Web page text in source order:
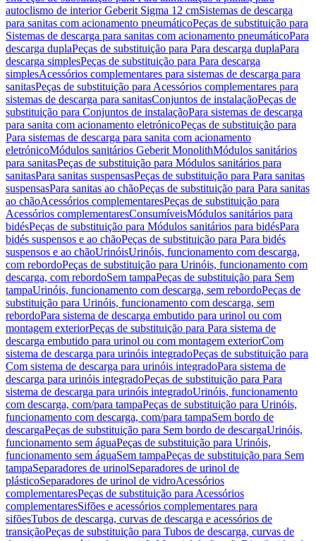
autoclismo de interior Geberit Sigma 12 cmSistemas de descarga
para sanitas com acionamento pneumáticoPeças de substituição para
Sistemas de descarga para sanitas com acionamento pneumáticoPara
descarga duplaPeças de substituição para Para descarga duplaPara
descarga simplesPeças de substituição para Para descarga
simplesAcessórios complementares para sistemas de descarga para
sanitasPeças de substituição para Acessórios complementares para
sistemas de descarga para sanitasConjuntos de instalaçãoPeças de
substituição para Conjuntos de instalaçãoPara sistemas de descarga
para sanita com acionamento eletrónicoPeças de substituição para
Para sistemas de descarga para sanita com acionamento
eletrónicoMódulos sanitários Geberit MonolithMódulos sanitários
para sanitasPeças de substituição para Módulos sanitários para
sanitasPara sanitas suspensasPeças de substituição para Para sanitas
suspensasPara sanitas ao chãoPeças de substituição para Para sanitas
ao chãoAcessórios complementaresPeças de substituição para
Acessórios complementaresConsumíveisMódulos sanitários para
bidésPeças de substituição para Módulos sanitários para bidésPara
bidés suspensos e ao chãoPeças de substituição para Para bidés
suspensos e ao chãoUrinóisUrinóis, funcionamento com descarga,
com rebordoPeças de substituição para Urinóis, funcionamento com
descarga, com rebordoSem tampaPeças de substituição para Sem
tampaUrinóis, funcionamento com descarga, sem rebordoPeças de
substituição para Urinóis, funcionamento com descarga, sem
rebordoPara sistema de descarga embutido para urinol ou com
montagem exteriorPeças de substituição para Para sistema de
descarga embutido para urinol ou com montagem exteriorCom
sistema de descarga para urinóis integradoPeças de substituição para
Com sistema de descarga para urinóis integradoPara sistema de
descarga para urinóis integradoPeças de substituição para Para
sistema de descarga para urinóis integradoUrinóis, funcionamento
com descarga, com/para tampaPeças de substituição para Urinóis,
funcionamento com descarga, com/para tampaSem bordo de
descargaPeças de substituição para Sem bordo de descargaUrinóis,
funcionamento sem águaPeças de substituição para Urinóis,
funcionamento sem águaSem tampaPeças de substituição para Sem
tampaSeparadores de urinolSeparadores de urinol de
plásticoSeparadores de urinol de vidroAcessórios
complementaresPeças de substituição para Acessórios
complementaresSifões e acessórios complementares para
sifõesTubos de descarga, curvas de descarga e acessórios de
transiçãoPeças de substituição para Tubos de descarga, curvas de